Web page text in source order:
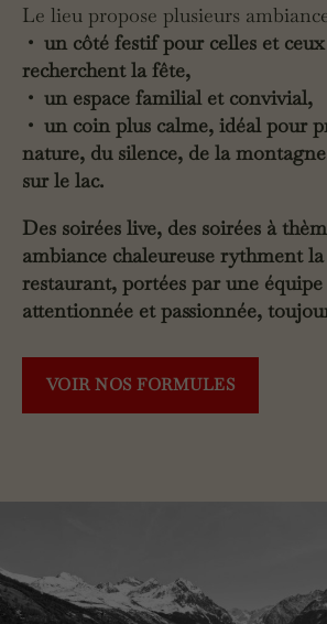
Le lieu propose plusieurs
• un côté festif pour celles et
recherchent la fête,
• un espace familial et convivial,
• un coin plus calme, idéal pour
nature, du silence, de la
sur le lac.
Des soirées live, des soirées à
ambiance chaleureuse rythment
restaurant, portées par une
attentionnée et passionnée,
VOIR NOS FORMULES